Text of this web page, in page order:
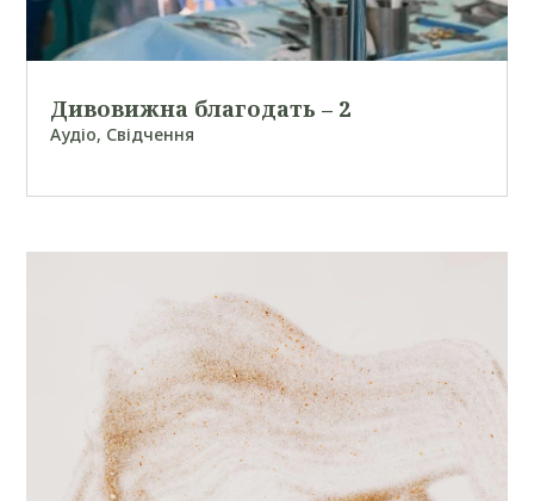
Дивовижна благодать – 2
Аудіо, Свідчення